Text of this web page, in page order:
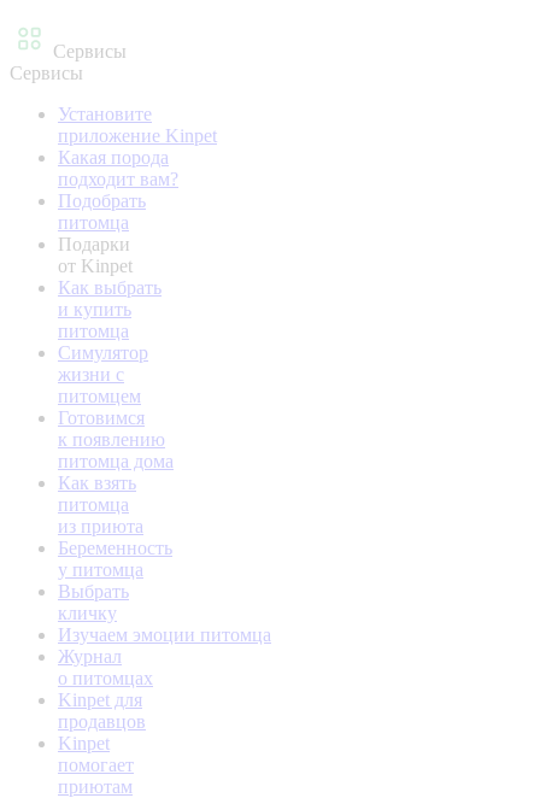
Сервисы
Сервисы
Установите
приложение Kinpet
Какая порода
подходит вам?
Подобрать
питомца
Подарки
от Kinpet
Как выбрать
и купить
питомца
Симулятор
жизни с
питомцем
Готовимся
к появлению
питомца дома
Как взять
питомца
из приюта
Беременность
у питомца
Выбрать
кличку
Изучаем эмоции питомца
Журнал
о питомцах
Kinpet для
продавцов
Kinpet
помогает
приютам